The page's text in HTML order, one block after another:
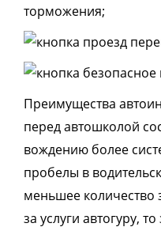
торможения;
проезд
Преимущества
перед автошколой
вождению более
пробелы в
меньшее количество
за услуги автогуру,